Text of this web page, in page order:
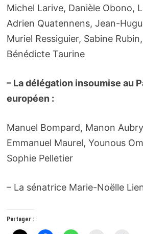
Michel Larive, Danièle Obono,
Adrien Quatennens, Jean-
Muriel Ressiguier, Sabine
Bénédicte Taurine
– La délégation insoumise au
européen :
Manuel Bompard, Manon
Emmanuel Maurel, Younous
Sophie Pelletier
– La sénatrice Marie-Noëlle
Partager :